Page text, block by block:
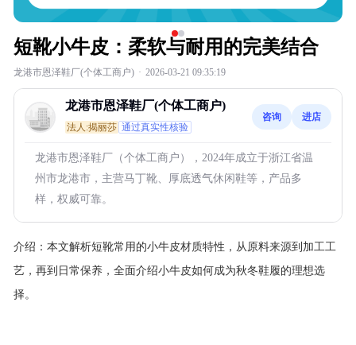
短靴小牛皮：柔软与耐用的完美结合
龙港市恩泽鞋厂(个体工商户) · 2026-03-21 09:35:19
龙港市恩泽鞋厂(个体工商户)
法人:揭丽莎 通过真实性核验
咨询 进店
龙港市恩泽鞋厂（个体工商户），2024年成立于浙江省温
州市龙港市，主营马丁靴、厚底透气休闲鞋等，产品多
样，权威可靠。
介绍： 本文解析短靴常用的小牛皮材质特性，从原料来源到加工工
艺，再到日常保养，全面介绍小牛皮如何成为秋冬鞋履的理想选
择。